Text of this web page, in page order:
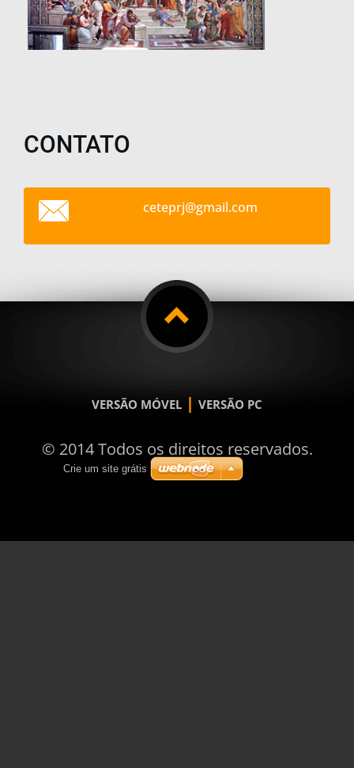
CONTATO
ceteprj@gmail.com
VERSÃO MÓVEL | VERSÃO PC
© 2014 Todos os direitos reservados.
Crie um site grátis